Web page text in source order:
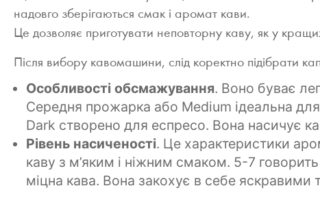
надовго зберігаються смак і аромат кави.
Це дозволяє приготувати неповторну каву, як у
Після вибору кавомашини, слід коректно підібрати
Особливості обсмажування. Воно буває
Середня прожарка або Medium ідеальна
Dark створено для еспресо. Вона насичує
Рівень насиченості. Це характеристики
каву з м’яким і ніжним смаком. 5-7
міцна кава. Вона закохує в себе